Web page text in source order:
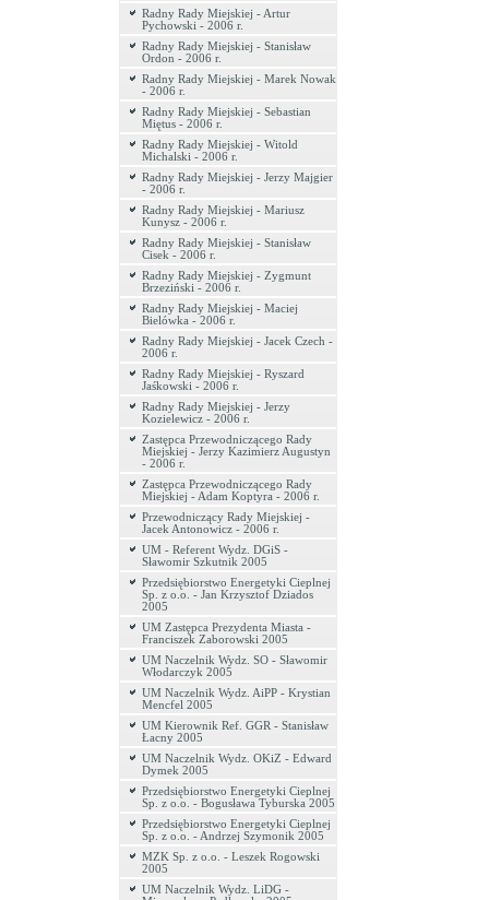
Radny Rady Miejskiej - Artur
Pychowski - 2006 r.
Radny Rady Miejskiej - Stanisław
Ordon - 2006 r.
Radny Rady Miejskiej - Marek Nowak
- 2006 r.
Radny Rady Miejskiej - Sebastian
Miętus - 2006 r.
Radny Rady Miejskiej - Witold
Michalski - 2006 r.
Radny Rady Miejskiej - Jerzy Majgier
- 2006 r.
Radny Rady Miejskiej - Mariusz
Kunysz - 2006 r.
Radny Rady Miejskiej - Stanisław
Cisek - 2006 r.
Radny Rady Miejskiej - Zygmunt
Brzeziński - 2006 r.
Radny Rady Miejskiej - Maciej
Bielówka - 2006 r.
Radny Rady Miejskiej - Jacek Czech -
2006 r.
Radny Rady Miejskiej - Ryszard
Jaśkowski - 2006 r.
Radny Rady Miejskiej - Jerzy
Kozielewicz - 2006 r.
Zastępca Przewodniczącego Rady
Miejskiej - Jerzy Kazimierz Augustyn
- 2006 r.
Zastępca Przewodniczącego Rady
Miejskiej - Adam Koptyra - 2006 r.
Przewodniczący Rady Miejskiej -
Jacek Antonowicz - 2006 r.
UM - Referent Wydz. DGiS -
Sławomir Szkutnik 2005
Przedsiębiorstwo Energetyki Cieplnej
Sp. z o.o. - Jan Krzysztof Dziados
2005
UM Zastępca Prezydenta Miasta -
Franciszek Zaborowski 2005
UM Naczelnik Wydz. SO - Sławomir
Włodarczyk 2005
UM Naczelnik Wydz. AiPP - Krystian
Mencfel 2005
UM Kierownik Ref. GGR - Stanisław
Łacny 2005
UM Naczelnik Wydz. OKiZ - Edward
Dymek 2005
Przedsiębiorstwo Energetyki Cieplnej
Sp. z o.o. - Bogusława Tyburska 2005
Przedsiębiorstwo Energetyki Cieplnej
Sp. z o.o. - Andrzej Szymonik 2005
MZK Sp. z o.o. - Leszek Rogowski
2005
UM Naczelnik Wydz. LiDG -